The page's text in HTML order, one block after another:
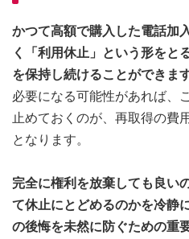
かつて高額で購入した電話加
く「利用休止」という形をと
を保持し続けることができます
必要になる可能性があれば、
止めておくのが、再取得の費
となります。
完全に権利を放棄しても良い
て休止にとどめるのかを冷静
の後悔を未然に防ぐための重